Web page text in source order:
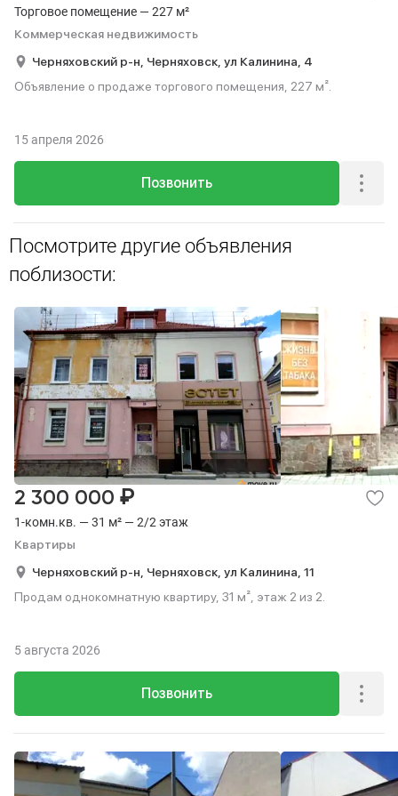
Торговое помещение — 227 м²
Коммерческая недвижимость
Черняховский р-н, Черняховск, ул Калинина, 4
Объявление о продаже торгового помещения, 227 м².
Позвонить
15 апреля 2026
Посмотрите другие объявления
поблизости:
1-комн.кв. — 31 м² — 2/2 этаж
Квартиры
2 300 000 ₽
Черняховский р-н, Черняховск, ул Калинина, 11
Продам однокомнатную квартиру, 31 м², этаж 2 из 2.
Позвонить
5 августа 2026